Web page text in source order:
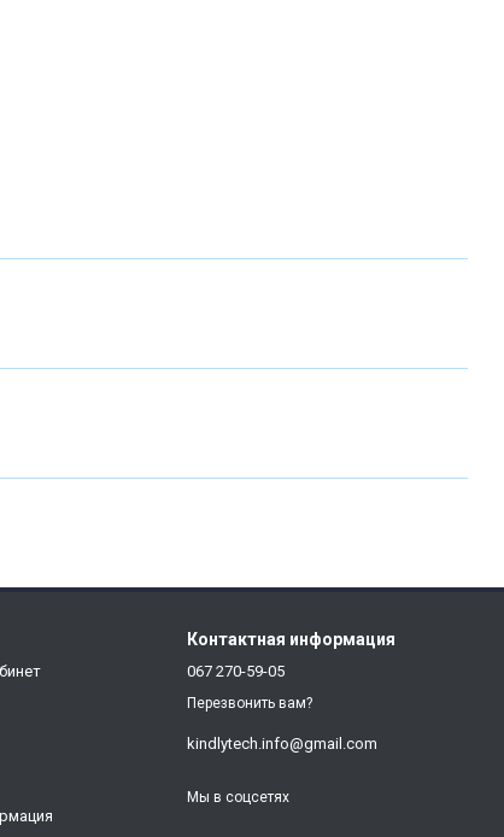
Контактная информация
067 270-59-05
Перезвонить вам?
kindlytech.info@gmail.com
Мы в соцсетях